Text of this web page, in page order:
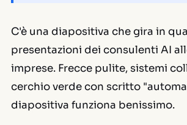
C'è una diapositiva che gira in
presentazioni dei consulenti AI
imprese. Frecce pulite, sistemi
cerchio verde con scritto
diapositiva funziona benissimo.